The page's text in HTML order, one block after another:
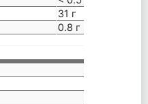
31 г
0.8 г